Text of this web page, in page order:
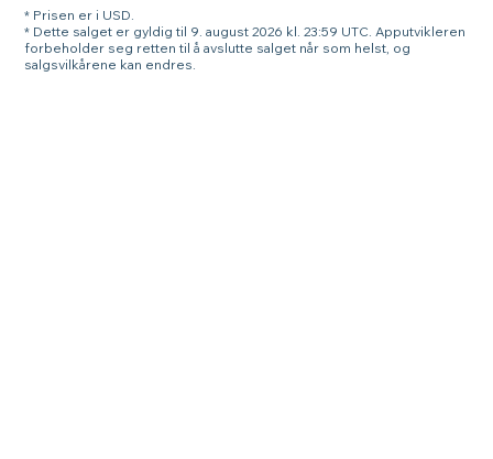
* Prisen er i USD.
* Dette salget er gyldig til 9. august 2026 kl. 23:59 UTC. Apputvikleren
forbeholder seg retten til å avslutte salget når som helst, og
salgsvilkårene kan endres.